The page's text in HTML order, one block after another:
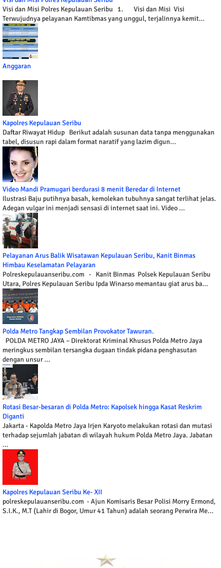
Visi dan Misi Polres Kepulauan Seribu 1. Visi dan Misi Visi
Terwujudnya pelayanan Kamtibmas yang unggul, terjalinnya kemit...
Anggaran
Kapolres Kepulauan Seribu
Daftar Riwayat Hidup Berikut adalah susunan data tanpa menggunakan
tabel, disusun rapi dalam format naratif yang lazim digun...
Video Mandi Pramugari berdurasi 8 menit Beredar di Internet
Ilustrasi Baju putihnya basah, kemolekan tubuhnya sangat terlihat jelas.
Adegan vulgar ini menjadi sensasi di internet saat ini. Video ...
Pelayanan Arus Balik Wisatawan Kepulauan Seribu, Kanit Binmas
Himbau Keselamatan Pelayaran
Polreskepulauanseribu.com - Kanit Binmas Polsek Kepulauan Seribu
Utara, Polres Kepulauan Seribu Ipda Winarso memantau giat arus ba...
Polda Metro Tangkap Sembilan Provokator Tawuran.
POLDA METRO JAYA – Direktorat Kriminal Khusus Polda Metro Jaya
meringkus sembilan tersangka dugaan tindak pidana penghasutan
dengan unsur ...
Rotasi Besar-besaran di Polda Metro: Kapolsek hingga Kasat Reskrim
Diganti
Jakarta - Kapolda Metro Jaya Irjen Karyoto melakukan rotasi dan mutasi
terhadap sejumlah jabatan di wilayah hukum Polda Metro Jaya. Jabatan
...
Kapolres Kepulauan Seribu Ke- XII
polreskepulauanseribu.com - Ajun Komisaris Besar Polisi Morry Ermond,
S.I.K., M.T (Lahir di Bogor, Umur 41 Tahun) adalah seorang Perwira Me...